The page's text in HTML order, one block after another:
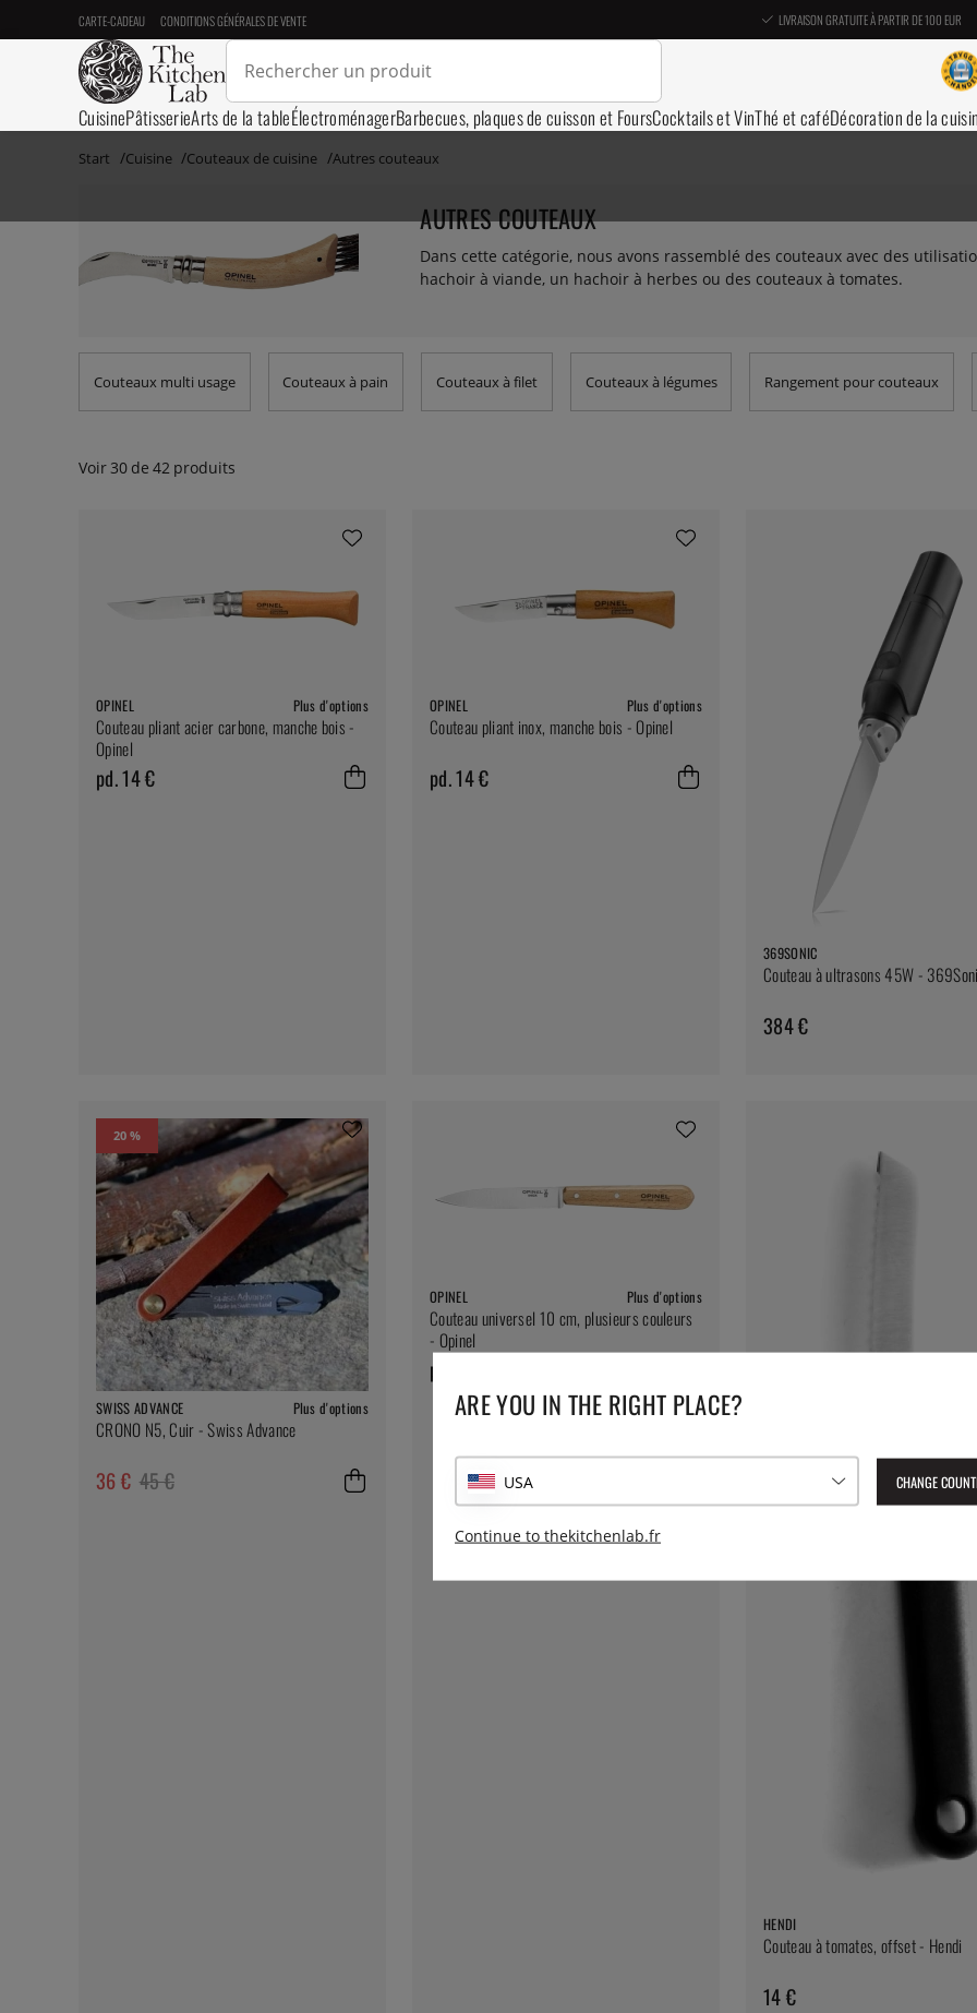
CARTE-CADEAU CONDITIONS GÉNÉRALES DE VENTE LIVRAISON GRATUITE À PARTIR DE 100 EUR
CuisinePâtisserieArts de la tableÉlectroménagerBarbecues, plaques de cuisson et FoursCocktails et VinThé et caféDécoration de la
Start Cuisine Couteaux de cuisine Autres couteaux
AUTRES COUTEAUX
Dans cette catégorie, nous avons rassemblé des couteaux avec des
hachoir à viande, un hachoir à herbes ou des couteaux à tomates.
Couteaux multi usage Couteaux à pain Couteaux à filet Couteaux à légumes Rangement pour couteaux
Voir 30 de 42 produits
OPINEL Plus d'options
Couteau pliant acier carbone, manche bois -
Opinel
pd. 14 €
OPINEL Plus d'options
Couteau pliant inox, manche bois - Opinel
pd. 14 €
369SONIC
Couteau à ultrasons 45W -
384 €
20 %
SWISS ADVANCE Plus d'options
CRONO N5, Cuir - Swiss Advance
36 € 45 €
OPINEL Plus d'options
Couteau universel 10 cm, plusieurs couleurs
- Opinel
pd. 12 €
HENDI
Couteau à tomates, offset - Hendi
14 €
ARE YOU IN THE RIGHT PLACE?
USA CHANGE
Continue to thekitchenlab.fr